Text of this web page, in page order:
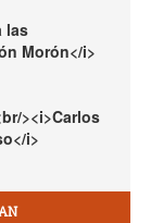
las
Morón</i>
><i>Carlos
i>